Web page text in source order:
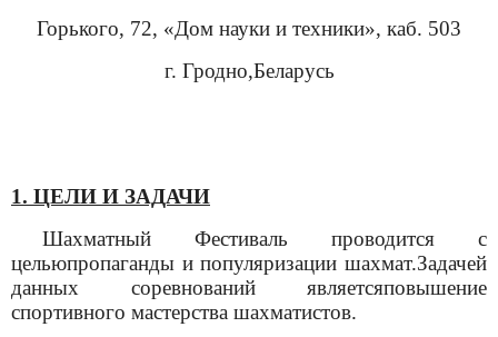
Горького, 72, «Дом науки и техники», каб. 503
г. Гродно,Беларусь
1. ЦЕЛИ И ЗАДАЧИ
Шахматный Фестиваль проводится с
цельюпропаганды и популяризации шахмат.Задачей
данных соревнований являетсяповышение
спортивного мастерства шахматистов.